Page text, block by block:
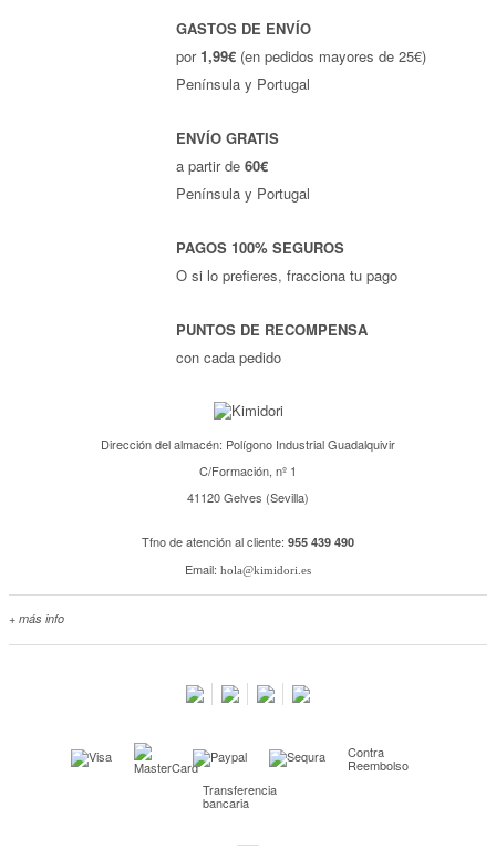
GASTOS DE ENVÍO
por 1,99€ (en pedidos mayores de 25€)
Península y Portugal
ENVÍO GRATIS
a partir de60€
Península y Portugal
PAGOS 100% SEGUROS
O si lo prefieres, fracciona tu pago
PUNTOS DE RECOMPENSA
con cada pedido
Dirección del almacén: Polígono Industrial Guadalquivir
C/Formación, nº 1
41120 Gelves (Sevilla)
Tfno de atención al cliente: 955 439 490
Email: hola@kimidori.es
+ más info
Kimidori PRINT, nuestro servicio de impresión de fotos Contra
Reembolso
Transferencia
bancaria